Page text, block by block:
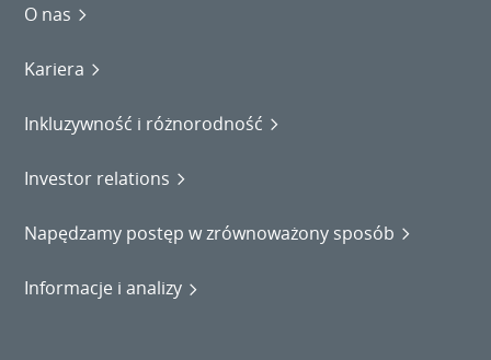
O nas
Kariera
Inkluzywność i różnorodność
Investor relations
Napędzamy postęp w zrównoważony sposób
Informacje i analizy